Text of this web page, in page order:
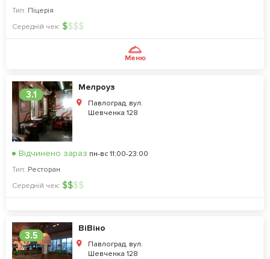
Тип: Піцерія
Середній чек: $$$$
Меню
3.1
Мелроуз
Павлоград, вул.
Шевченка 128
Відчинено зараз пн-вс 11:00-23:00
Тип: Ресторан
Середній чек: $$$$
3.5
ВіВіно
Павлоград, вул.
Шевченка 128